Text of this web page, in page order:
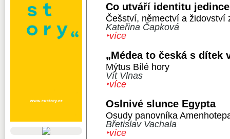
Co utváří identitu
Češství, němectví a židovství
Kateřina Čapková
‣více
„Médea to česká s dítek
Mýtus Bílé hory
Vít Vlnas
‣více
Oslnivé slunce Egypta
Osudy panovníka
Břetislav Vachala
‣více